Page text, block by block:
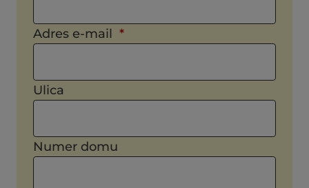
Adres e-mail
Ulica
Numer domu